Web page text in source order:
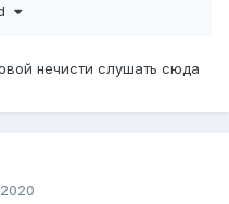
а не просто машина. Во
дальше. Как вы
нечисти слушать сюда